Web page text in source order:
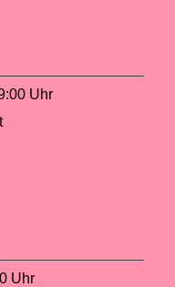
Uhr
Uhr